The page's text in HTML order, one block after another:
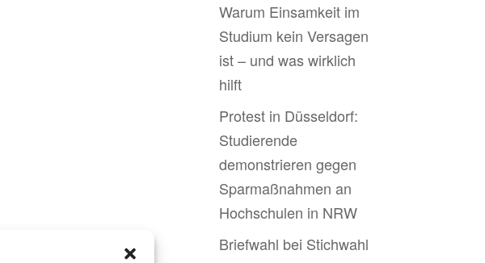
Warum Einsamkeit im
Studium kein Versagen
ist – und was wirklich
hilft
Protest in Düsseldorf:
Studierende
demonstrieren gegen
Sparmaßnahmen an
Hochschulen in NRW
Briefwahl bei Stichwahl